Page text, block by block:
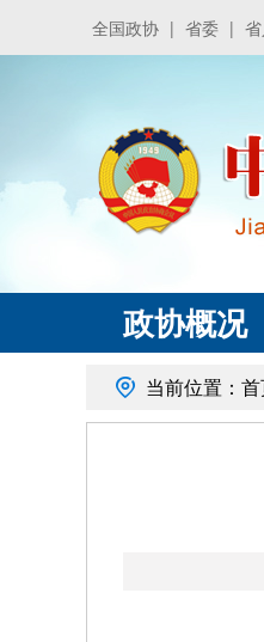
全国政协 | 省委 |
政协概况
当前位置：